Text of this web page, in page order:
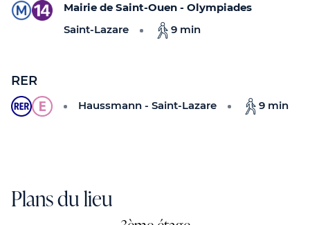
Mairie de Saint-Ouen - Olympiades
Saint-Lazare
9 min
RER
Haussmann - Saint-Lazare 9 min
Plans du lieu